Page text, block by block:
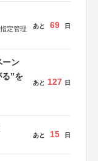
定管理
あと 69 日
ーン
”を
あと 127 日
あと 15 日